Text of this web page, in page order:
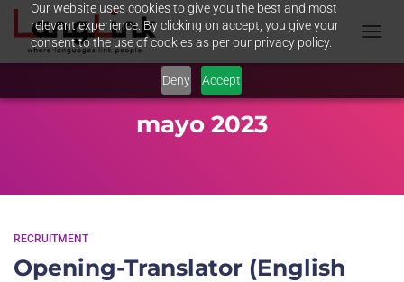
Our website uses cookies to give you the best and most
relevant experience. By clicking on accept, you give your
consent to the use of cookies as per our privacy policy.
Deny Accept
mayo 2023
RECRUITMENT
Opening-Translator (English